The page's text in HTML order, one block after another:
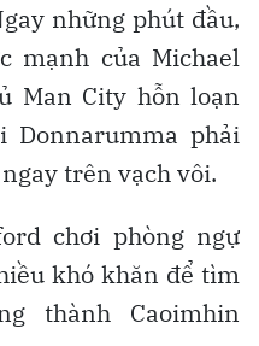
những phút đầu,
mạnh của Michael
Man City hỗn loạn
Donnarumma phải
trên vạch vôi.
chơi phòng ngự
khó khăn để tìm
thành Caoimhin